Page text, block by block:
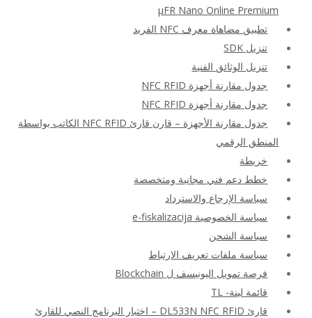
μFR Nano Online Premium
تطبيق مضاهاة معرف NFC الفريد
تنزيل SDK
تنزيل الوثائق الفنية
جدول مقارنة أجهزة NFC RFID
جدول مقارنة أجهزة NFC RFID
جدول مقارنة الأجهزة – قارن قارئ NFC RFID الكاتب بواسطة
المنطق الرقمي
خريطة
خطط دعم فني مجانية ومتخصصة
سياسة الإرجاع والاسترداد
سياسة الخصوصية e-fiskalizacija
سياسة الشحن
سياسة ملفات تعريف الارتباط
فرصة تمويل اليونيسف ل Blockchain
قائمة لينة- TL
قارئ DL533N NFC RFID – اختبار البرنامج النصي للقارئ